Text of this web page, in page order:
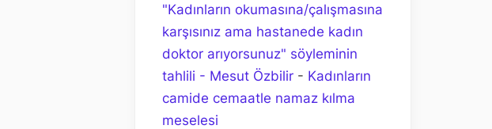
"Kadınların okumasına/çalışmasına
karşısınız ama hastanede kadın
doktor arıyorsunuz" söyleminin
tahlili - Mesut Özbilir - Kadınların
camide cemaatle namaz kılma
meselesi